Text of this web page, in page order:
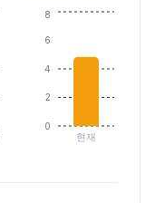
현재
0
2
4
6
8